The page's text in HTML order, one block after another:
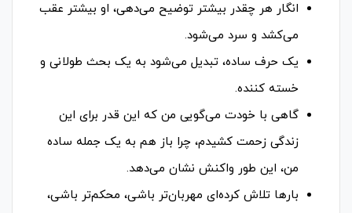
انگار هر چقدر بیشتر توضیح می‌دهی، او بیشتر عقب
می‌کشد و سرد می‌شود.
یک حرف ساده، تبدیل می‌شود به یک بحث طولانی و
خسته کننده.
گاهی با خودت می‌گویی من که این قدر برای این
زندگی زحمت کشیدم، چرا باز هم به یک جمله ساده
من، این طور واکنش نشان می‌دهد.
بارها تلاش کرده‌ای مهربان‌تر باشی، محکم‌تر باشی،